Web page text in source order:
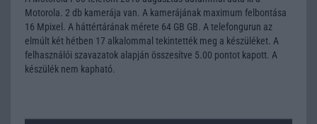
Motorola. 2 db kamerája van. A kamerájának maximum felbontása
16 Mpixel. A háttértárának mérete 64 GB GB. A telefongurun az
elmúlt két hétben 17 alkalommal tekintették meg a készüléket. A
felhasználói szavazatok alapján összesítve 5.00 pontot kapott. A
készülék nem kapható.